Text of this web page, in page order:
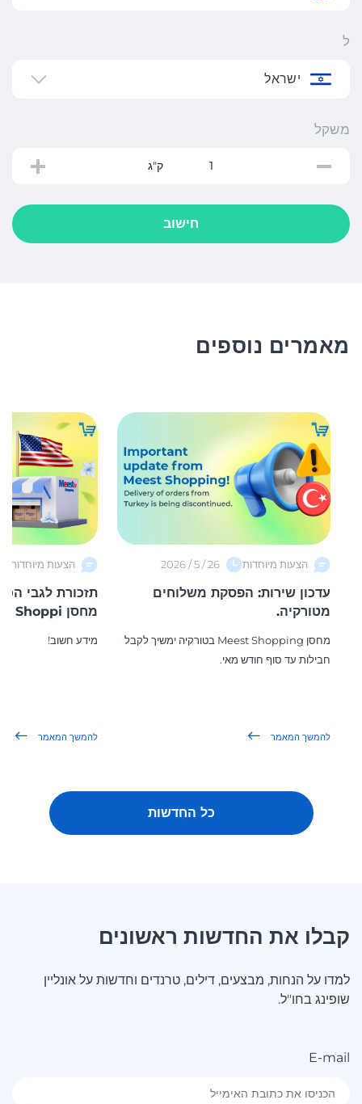
ל
ישראל
משקל
ק"ג
חישוב
מאמרים נוספים
הצעות מיוחדות 26 / 5 / 2026
עדכון שירות: הפסקת משלוחים
מטורקיה.
מחסן Meest Shopping בטורקיה ימשיך לקבל
חבילות עד סוף חודש מאי.
להמשך המאמר
הצעות מיוחדות
תזכורת לגבי
מחסן Meest Shoppi...
מידע חשוב!
להמשך המאמר
כל החדשות
קבלו את החדשות ראשונים
למדו על הנחות, מבצעים, דילים, טרנדים וחדשות על אונליין
שופינג בחו"ל.
E-mail